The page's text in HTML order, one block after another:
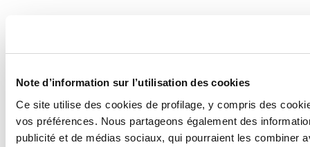
Note d’information sur l’utilisation des cookies
Ce site utilise des cookies de profilage, y compris des
vos préférences. Nous partageons également des
publicité et de médias sociaux, qui pourraient les combiner